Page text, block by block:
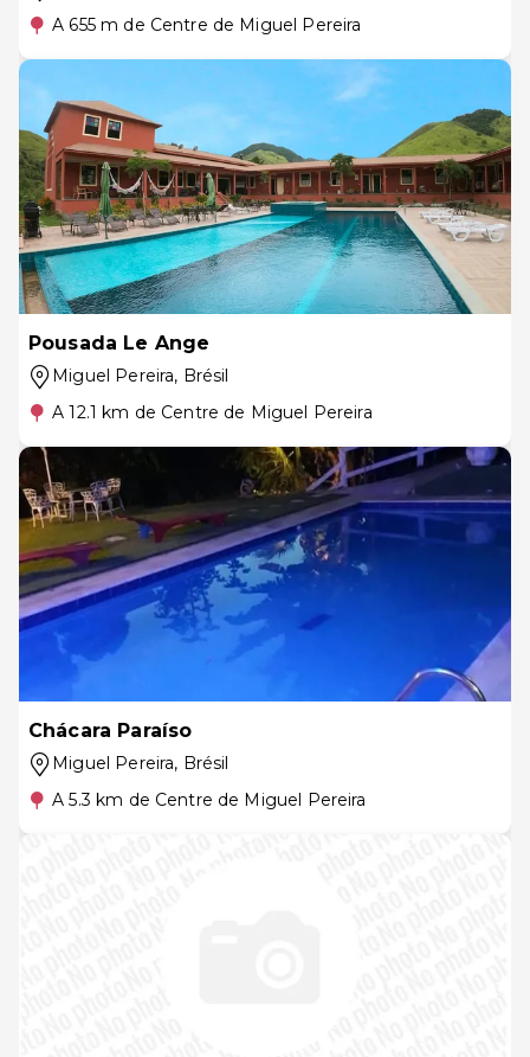
A 655 m de Centre de Miguel Pereira
Pousada Le Ange
Miguel Pereira, Brésil
A 12.1 km de Centre de Miguel Pereira
Chácara Paraíso
Miguel Pereira, Brésil
A 5.3 km de Centre de Miguel Pereira